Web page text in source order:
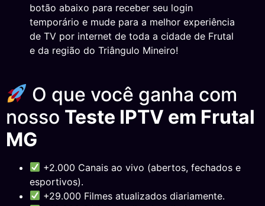
botão abaixo para receber seu login
temporário e mude para a melhor experiência
de TV por internet de toda a cidade de Frutal
e da região do Triângulo Mineiro!
O que você ganha com
nosso Teste IPTV em Frutal
MG
+2.000 Canais ao vivo (abertos, fechados e
esportivos).
+29.000 Filmes atualizados diariamente.